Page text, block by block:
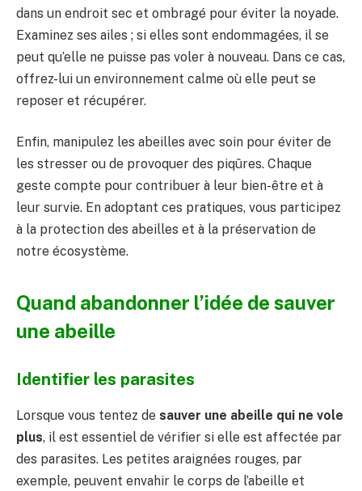
dans un endroit sec et ombragé pour éviter la noyade.
Examinez ses ailes ; si elles sont endommagées, il se
peut qu’elle ne puisse pas voler à nouveau. Dans ce cas,
offrez-lui un environnement calme où elle peut se
reposer et récupérer.
Enfin, manipulez les abeilles avec soin pour éviter de
les stresser ou de provoquer des piqûres. Chaque
geste compte pour contribuer à leur bien-être et à
leur survie. En adoptant ces pratiques, vous participez
à la protection des abeilles et à la préservation de
notre écosystème.
Quand abandonner l’idée de sauver
une abeille
Identifier les parasites
Lorsque vous tentez de sauver une abeille qui ne vole
plus, il est essentiel de vérifier si elle est affectée par
des parasites. Les petites araignées rouges, par
exemple, peuvent envahir le corps de l’abeille et